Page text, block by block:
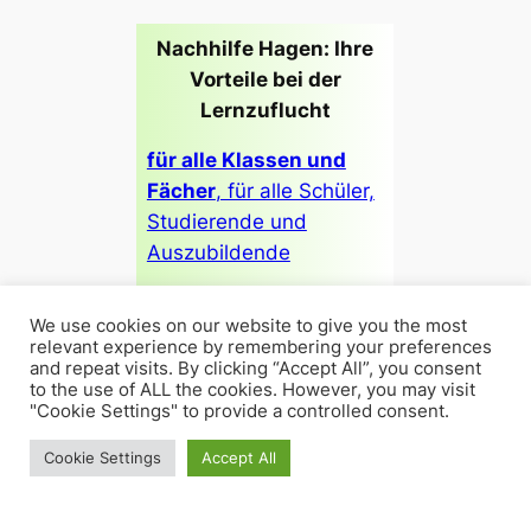
Nachhilfe Hagen: Ihre
Vorteile bei der
Lernzuflucht
für alle Klassen und
Fächer, für alle Schüler,
Studierende und
Auszubildende
jederzeit kündbar
Unterricht in so vielen
Fächern wie gewünscht
Onlineportal Padlet zur
We use cookies on our website to give you the most
relevant experience by remembering your preferences
and repeat visits. By clicking “Accept All”, you consent
to the use of ALL the cookies. However, you may visit
"Cookie Settings" to provide a controlled consent.
Cookie Settings Accept All